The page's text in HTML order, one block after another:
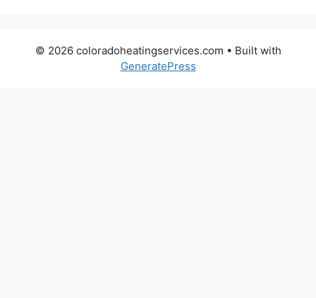
© 2026 coloradoheatingservices.com • Built with
GeneratePress